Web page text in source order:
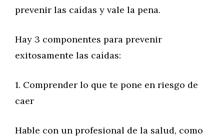
prevenir las caídas y vale la pena.
Hay 3 componentes para prevenir
exitosamente las caídas:
1. Comprender lo que te pone en riesgo de
caer
Hable con un profesional de la salud, como